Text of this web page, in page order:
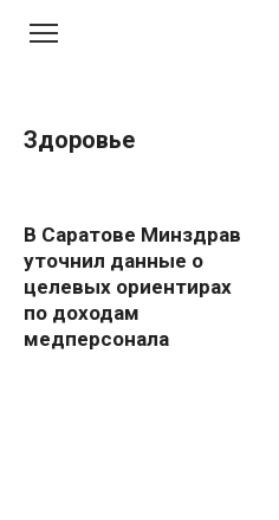
Здоровье
В Саратове Минздрав
уточнил данные о
целевых ориентирах
по доходам
медперсонала